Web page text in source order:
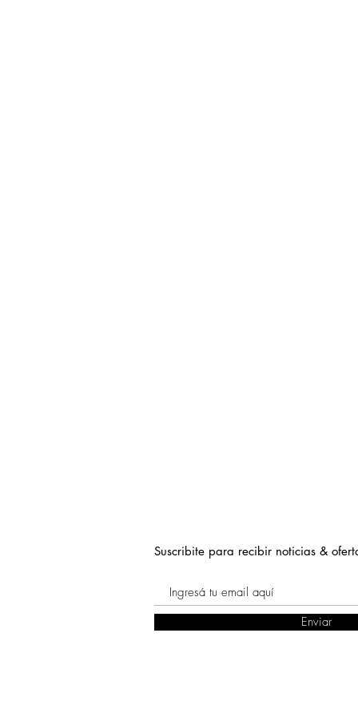
Suscribite para recibir noticias &
Enviar